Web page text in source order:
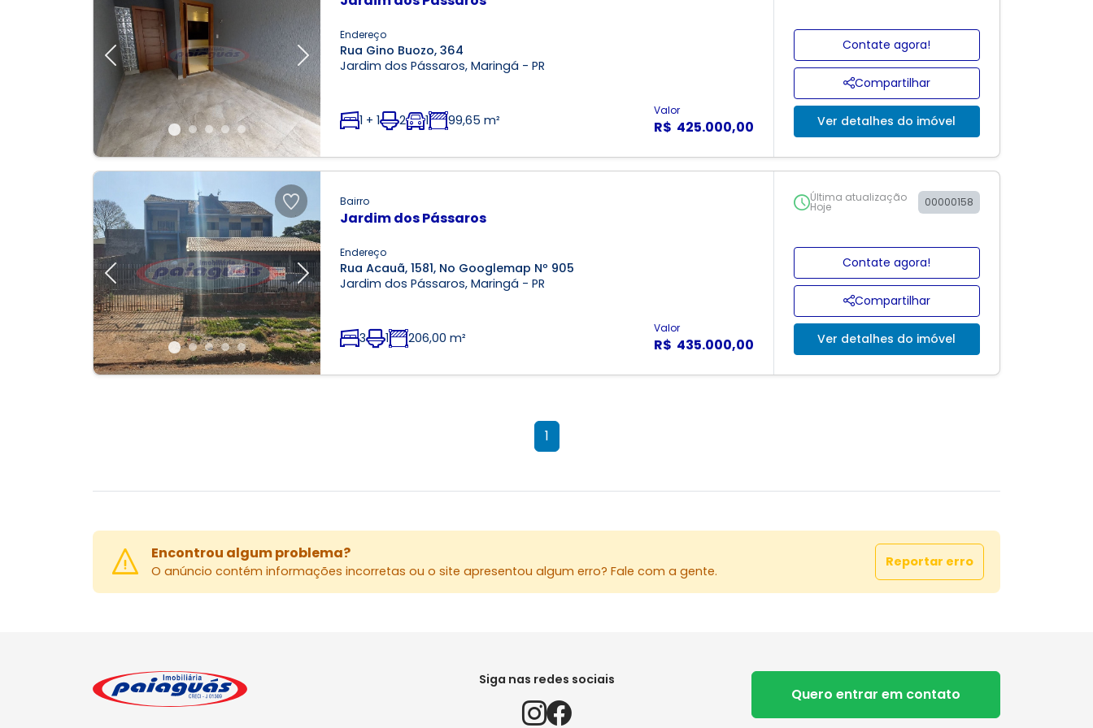
Previous Next
Endereço
Rua Gino Buozo, 364
Jardim dos Pássaros, Maringá - PR
1 + 1 2 1 99,65 m²
Valor
R$ 425.000,00
Contate agora!
Compartilhar
Ver detalhes do imóvel
Previous Next
Bairro
Jardim dos Pássaros
Endereço
Rua Acauã, 1581, No Googlemap Nº 905
Jardim dos Pássaros, Maringá - PR
3 1 206,00 m²
Valor
R$ 435.000,00
Última atualização
Hoje 00000158
Contate agora!
Compartilhar
Ver detalhes do imóvel
1
Encontrou algum problema?
O anúncio contém informações incorretas ou o site apresentou algum erro? Fale com a gente.
Reportar erro
Siga nas redes sociais
Quero entrar em contato